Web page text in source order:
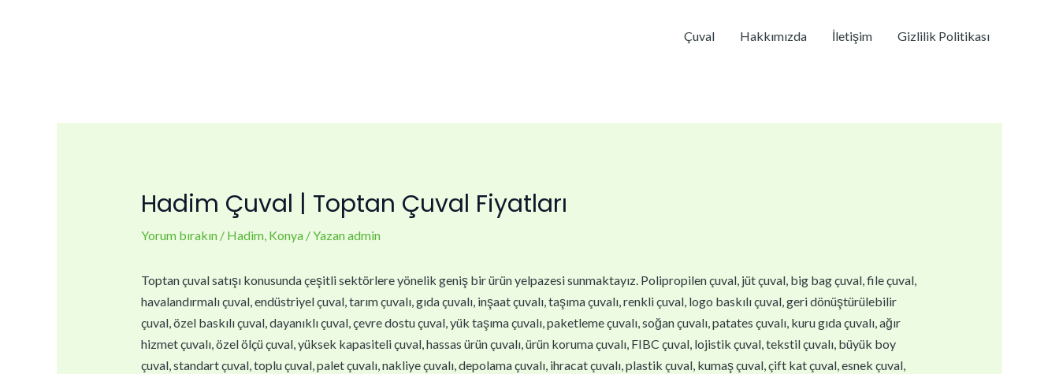
Çuval Hakkımızda İletişim Gizlilik Politikası
Hadim Çuval | Toptan Çuval Fiyatları
Yorum bırakın / Hadim, Konya/ Yazanadmin
Toptan çuval satışı konusunda çeşitli sektörlere yönelik geniş bir ürün yelpazesi sunmaktayız. Polipropilen çuval, jüt çuval, big bag çuval, file çuval,
havalandırmalı çuval, endüstriyel çuval, tarım çuvalı, gıda çuvalı, inşaat çuvalı, taşıma çuvalı, renkli çuval, logo baskılı çuval, geri dönüştürülebilir
çuval, özel baskılı çuval, dayanıklı çuval, çevre dostu çuval, yük taşıma çuvalı, paketleme çuvalı, soğan çuvalı, patates çuvalı, kuru gıda çuvalı, ağır
hizmet çuvalı, özel ölçü çuval, yüksek kapasiteli çuval, hassas ürün çuvalı, ürün koruma çuvalı, FIBC çuval, lojistik çuval, tekstil çuvalı, büyük boy
çuval, standart çuval, toplu çuval, palet çuvalı, nakliye çuvalı, depolama çuvalı, ihracat çuvalı, plastik çuval, kumaş çuval, çift kat çuval, esnek çuval,